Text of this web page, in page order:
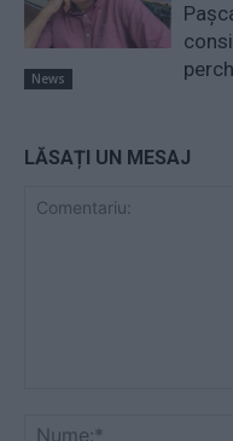
News
LĂSAȚI UN MESAJ